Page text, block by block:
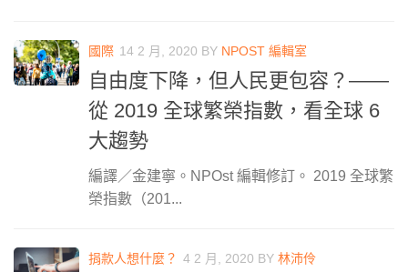
國際 14 2 月, 2020 BY NPOST 編輯室
自由度下降，但人民更包容？——
從 2019 全球繁榮指數，看全球 6
大趨勢
編譯／金建寧。NPOst 編輯修訂。 2019 全球繁
榮指數（201...
捐款人想什麼？ 4 2 月, 2020 BY 林沛伶